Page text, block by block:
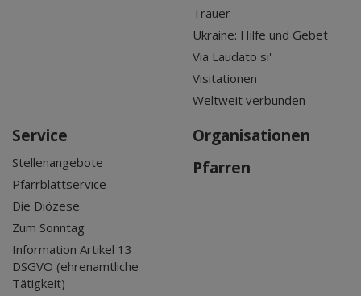
Trauer
Ukraine: Hilfe und Gebet
Via Laudato si'
Visitationen
Weltweit verbunden
Service
Stellenangebote
Pfarrblattservice
Die Diözese
Zum Sonntag
Information Artikel 13
DSGVO (ehrenamtliche
Tätigkeit)
Organisationen
Pfarren